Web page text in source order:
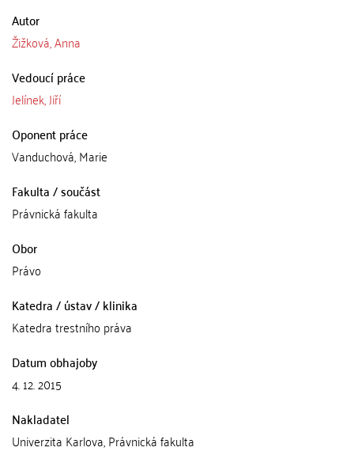
Autor
Žižková, Anna
Vedoucí práce
Jelínek, Jiří
Oponent práce
Vanduchová, Marie
Fakulta / součást
Právnická fakulta
Obor
Právo
Katedra / ústav / klinika
Katedra trestního práva
Datum obhajoby
4. 12. 2015
Nakladatel
Univerzita Karlova, Právnická fakulta